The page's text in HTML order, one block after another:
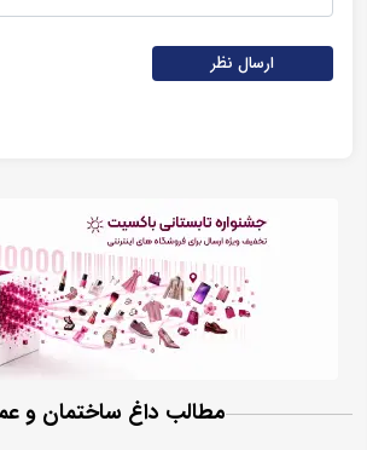
ارسال نظر
مطالب داغ ساختمان و